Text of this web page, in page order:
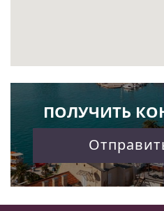
ПОЛУЧИТЬ